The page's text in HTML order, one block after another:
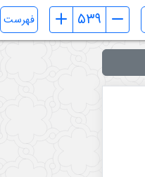
فهرست